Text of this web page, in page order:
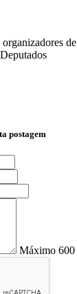
postagem
Máximo 600